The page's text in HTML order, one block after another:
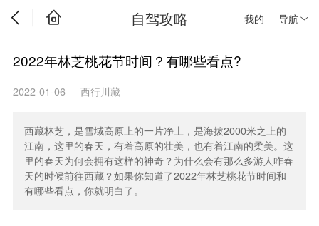
我的 导航
自驾攻略
2022年林芝桃花节时间？有哪些看点?
2022-01-06 西行川藏
西藏林芝，是雪域高原上的一片净土，是海拔2000米之上的
江南，这里的春天，有着高原的壮美，也有着江南的柔美。这
里的春天为何会拥有这样的神奇？为什么会有那么多游人咋春
天的时候前往西藏？如果你知道了2022年林芝桃花节时间和
有哪些看点，你就明白了。